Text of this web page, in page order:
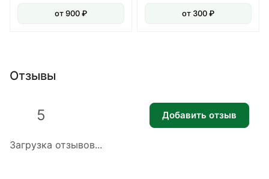
от 900 ₽ от 300 ₽
Отзывы
Загрузка отзывов...
5 Добавить отзыв